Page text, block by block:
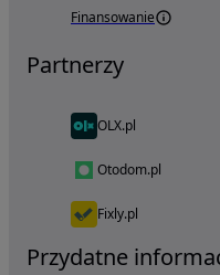
Finansowanie
Partnerzy
OLX.pl
Otodom.pl
Fixly.pl
Przydatne